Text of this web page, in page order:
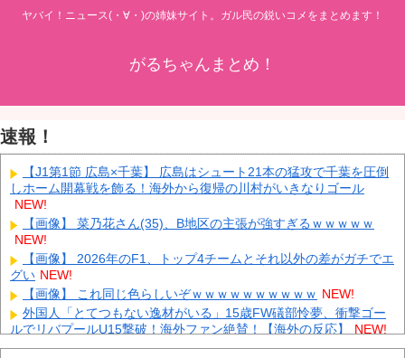
ヤバイ！ニュース(・∀・)の姉妹サイト。ガル民の鋭いコメをまとめます！
がるちゃんまとめ！
速報！
【J1第1節 広島×千葉】 広島はシュート21本の猛攻で千葉を圧倒
しホーム開幕戦を飾る！海外から復帰の川村がいきなりゴール
NEW!
【画像】 菜乃花さん(35)、B地区の主張が強すぎるｗｗｗｗｗ
NEW!
【画像】 2026年のF1、トップ4チームとそれ以外の差がガチでエ
グい NEW!
【画像】 これ同じ色らしいぞｗｗｗｗｗｗｗｗｗｗ NEW!
外国人「とてつもない逸材がいる」15歳FW礒部怜夢、衝撃ゴー
ルでリバプールU15撃破！海外ファン絶賛！【海外の反応】
NEW!
「宝くじの1番賢い買い方」←これ NEW!